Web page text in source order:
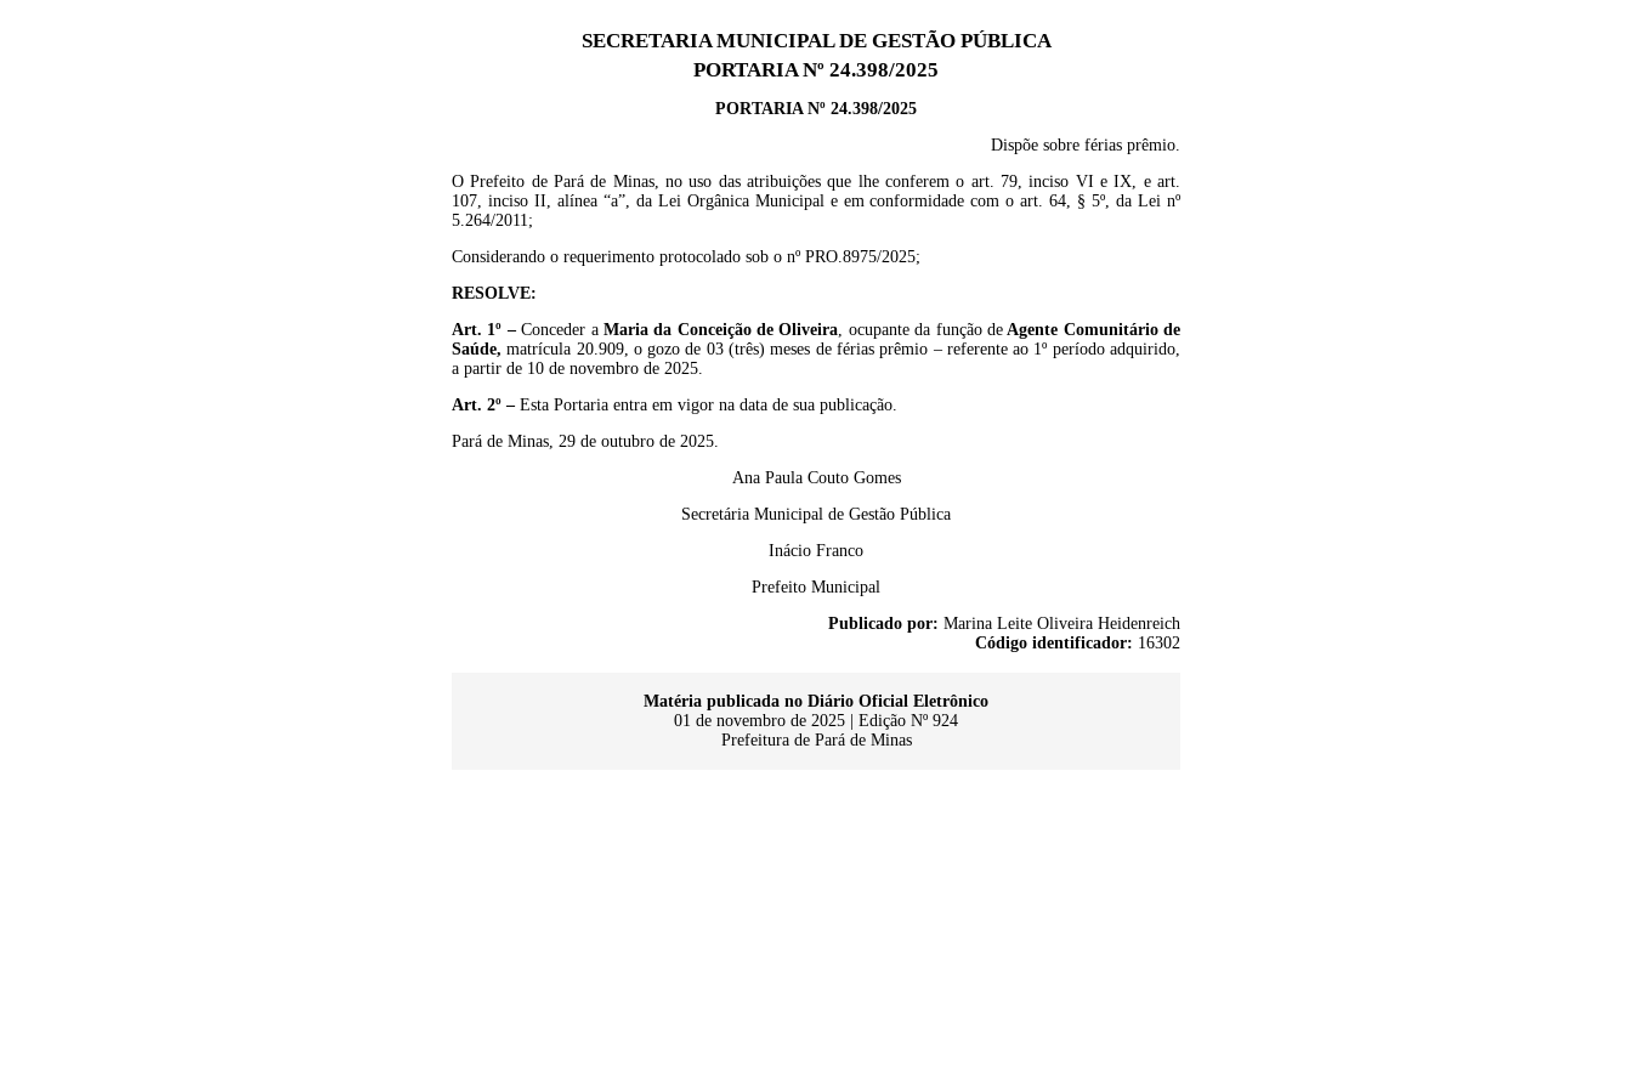
SECRETARIA MUNICIPAL DE GESTÃO PÚBLICA
PORTARIA Nº 24.398/2025
PORTARIA Nº 24.398/2025
Dispõe sobre férias prêmio.
O Prefeito de Pará de Minas, no uso das atribuições que lhe conferem o art. 79, inciso VI e IX, e art.
107, inciso II, alínea “a”, da Lei Orgânica Municipal e em conformidade com o art. 64, § 5º, da Lei nº
5.264/2011;
Considerando o requerimento protocolado sob o nº PRO.8975/2025;
RESOLVE:
Art. 1º –Conceder a Maria da Conceição de Oliveira, ocupante da função de Agente Comunitário de
Saúde, matrícula 20.909, o gozo de 03 (três) meses de férias prêmio – referente ao 1º período adquirido,
a partir de 10 de novembro de 2025.
Art. 2º – Esta Portaria entra em vigor na data de sua publicação.
Pará de Minas, 29 de outubro de 2025.
Ana Paula Couto Gomes
Secretária Municipal de Gestão Pública
Inácio Franco
Prefeito Municipal
Publicado por: Marina Leite Oliveira Heidenreich
Código identificador: 16302
Matéria publicada no Diário Oficial Eletrônico
01 de novembro de 2025 | Edição Nº 924
Prefeitura de Pará de Minas